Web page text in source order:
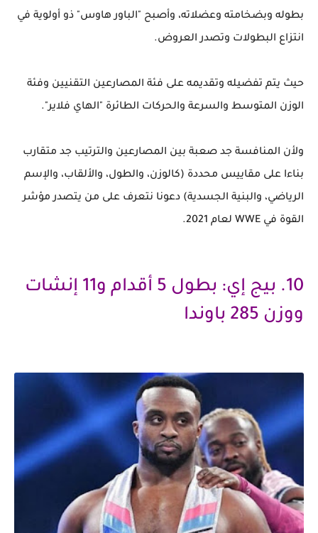
بطوله وبضخامته وعضلاته، وأصبح "الباور هاوس" ذو أولوية في
انتزاع البطولات وتصدر العروض.
حيث يتم تفضيله وتقديمه على فئة المصارعين التقنيين وفئة
الوزن المتوسط والسرعة والحركات الطائرة "الهاي فلاير".
ولأن المنافسة جد صعبة بين المصارعين والترتيب جد متقارب
بناءا على مقاييس محددة (كالوزن، والطول، والألقاب، والإسم
الرياضي، والبنية الجسدية) دعونا نتعرف على من يتصدر مؤشر
القوة في WWE لعام 2021.
10. بيج إي: بطول 5 أقدام و11 إنشات
ووزن 285 باوندا